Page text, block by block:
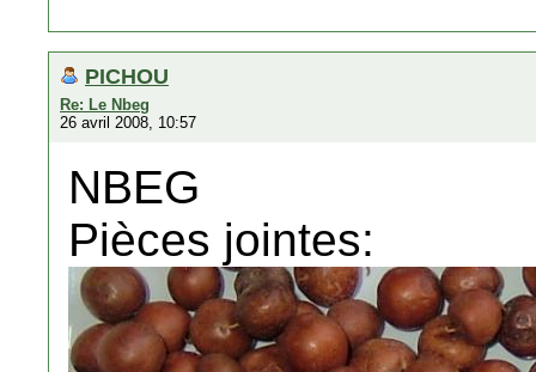
PICHOU
Re: Le Nbeg
26 avril 2008, 10:57
NBEG
Pièces jointes: